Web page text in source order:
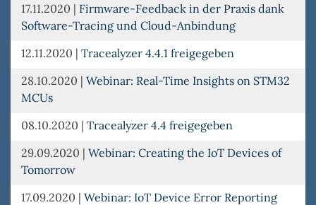
17.11.2020 | Firmware-Feedback in der Praxis dank
Software-Tracing und Cloud-Anbindung
12.11.2020 | Tracealyzer 4.4.1 freigegeben
28.10.2020 | Webinar: Real-Time Insights on STM32
MCUs
08.10.2020 | Tracealyzer 4.4 freigegeben
29.09.2020 | Webinar: Creating the IoT Devices of
Tomorrow
17.09.2020 | Webinar: IoT Device Error Reporting